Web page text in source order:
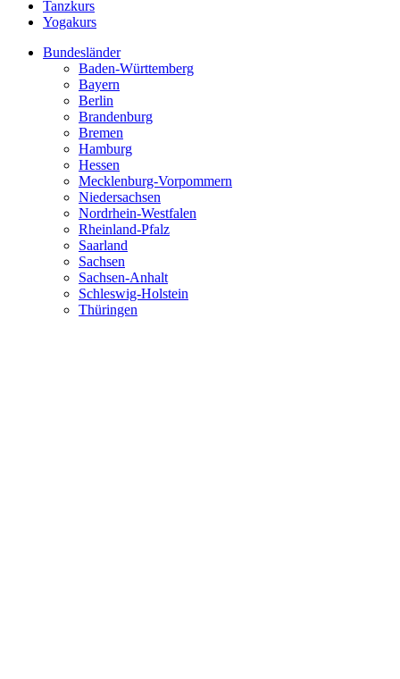
Tanzkurs
Yogakurs
Bundesländer
Baden-Württemberg
Bayern
Berlin
Brandenburg
Bremen
Hamburg
Hessen
Mecklenburg-Vorpommern
Niedersachsen
Nordrhein-Westfalen
Rheinland-Pfalz
Saarland
Sachsen
Sachsen-Anhalt
Schleswig-Holstein
Thüringen